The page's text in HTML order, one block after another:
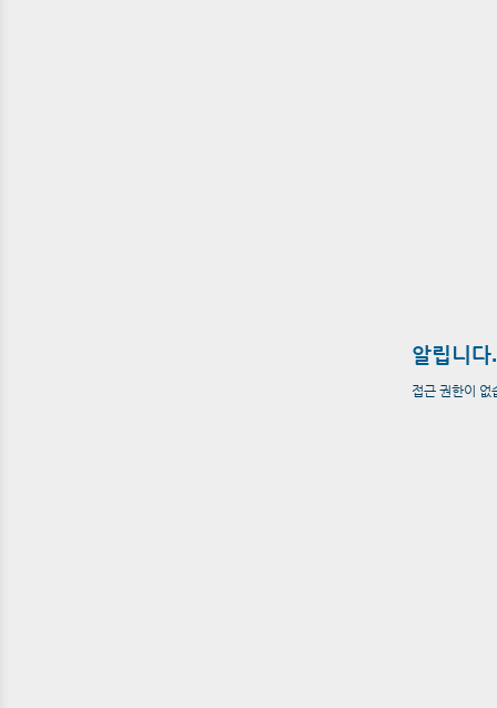
알립니다.
접근 권한이 없